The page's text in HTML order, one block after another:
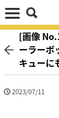
[画像
ーラーボ
キューに
2023/07/11